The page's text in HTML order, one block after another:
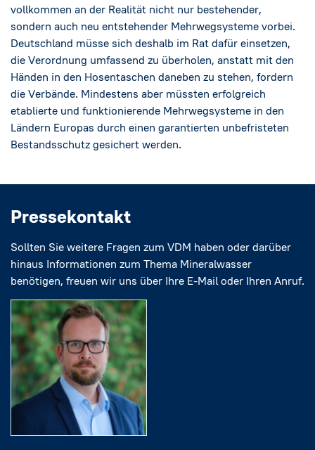
vollkommen an der Realität nicht nur bestehender,
sondern auch neu entstehender Mehrwegsysteme vorbei.
Deutschland müsse sich deshalb im Rat dafür einsetzen,
die Verordnung umfassend zu überholen, anstatt mit den
Händen in den Hosentaschen daneben zu stehen, fordern
die Verbände. Mindestens aber müssten erfolgreich
etablierte und funktionierende Mehrwegsysteme in den
Ländern Europas durch einen garantierten unbefristeten
Bestandsschutz gesichert werden.
Pressekontakt
Sollten Sie weitere Fragen zum VDM haben oder darüber
hinaus Informationen zum Thema Mineralwasser
benötigen, freuen wir uns über Ihre E-Mail oder Ihren Anruf.